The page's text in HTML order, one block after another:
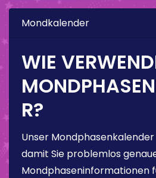
Mondkalender
WIE
R?
Unser
damit Sie problemlos
Mondphaseninformationen